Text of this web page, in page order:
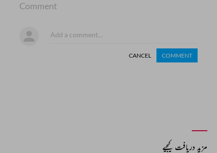
Comment
CANCEL COMMENT
مزید دریافت کیجیے